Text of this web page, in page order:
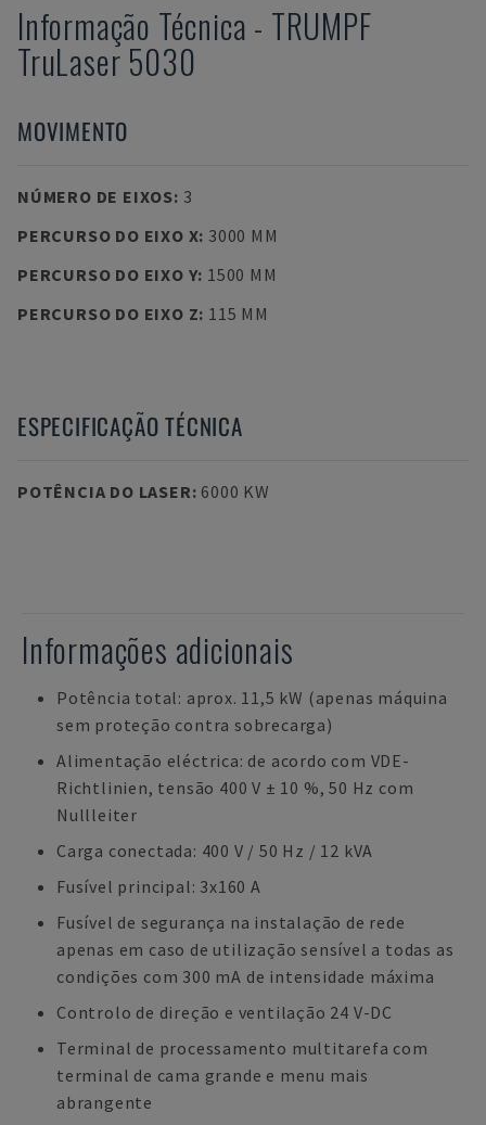
Informação Técnica - TRUMPF
TruLaser 5030
MOVIMENTO
NÚMERO DE EIXOS: 3
PERCURSO DO EIXO X: 3000 MM
PERCURSO DO EIXO Y: 1500 MM
PERCURSO DO EIXO Z: 115 MM
ESPECIFICAÇÃO TÉCNICA
POTÊNCIA DO LASER: 6000 KW
Informações adicionais
Potência total: aprox. 11,5 kW (apenas máquina
sem proteção contra sobrecarga)
Alimentação eléctrica: de acordo com VDE-
Richtlinien, tensão 400 V ± 10 %, 50 Hz com
Nullleiter
Carga conectada: 400 V / 50 Hz / 12 kVA
Fusível principal: 3x160 A
Fusível de segurança na instalação de rede
apenas em caso de utilização sensível a todas as
condições com 300 mA de intensidade máxima
Controlo de direção e ventilação 24 V-DC
Terminal de processamento multitarefa com
terminal de cama grande e menu mais
abrangente